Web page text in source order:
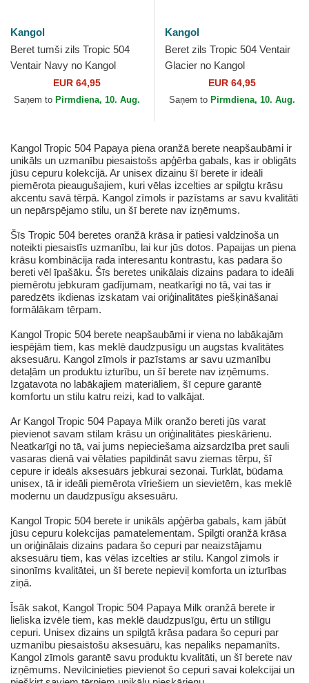
Kangol
Beret tumši zils Tropic 504
Ventair Navy no Kangol
EUR 64,95
Saņem to Pirmdiena, 10. Aug.
Kangol
Beret zils Tropic 504 Ventair
Glacier no Kangol
EUR 64,95
Saņem to Pirmdiena, 10. Aug.
Kangol Tropic 504 Papaya piena oranžā berete neapšaubāmi ir
unikāls un uzmanību piesaistošs apģērba gabals, kas ir obligāts
jūsu cepuru kolekcijā. Ar unisex dizainu šī berete ir ideāli
piemērota pieaugušajiem, kuri vēlas izcelties ar spilgtu krāsu
akcentu savā tērpā. Kangol zīmols ir pazīstams ar savu kvalitāti
un nepārspējamo stilu, un šī berete nav izņēmums.
Šīs Tropic 504 beretes oranžā krāsa ir patiesi valdzinoša un
noteikti piesaistīs uzmanību, lai kur jūs dotos. Papaijas un piena
krāsu kombinācija rada interesantu kontrastu, kas padara šo
bereti vēl īpašāku. Šīs beretes unikālais dizains padara to ideāli
piemērotu jebkuram gadījumam, neatkarīgi no tā, vai tas ir
paredzēts ikdienas izskatam vai oriģinalitātes piešķināšanai
formālākam tērpam.
Kangol Tropic 504 berete neapšaubāmi ir viena no labākajām
iespējām tiem, kas meklē daudzpusīgu un augstas kvalitātes
aksesuāru. Kangol zīmols ir pazīstams ar savu uzmanību
detaļām un produktu izturību, un šī berete nav izņēmums.
Izgatavota no labākajiem materiāliem, šī cepure garantē
komfortu un stilu katru reizi, kad to valkājat.
Ar Kangol Tropic 504 Papaya Milk oranžo bereti jūs varat
pievienot savam stilam krāsu un oriģinalitātes pieskārienu.
Neatkarīgi no tā, vai jums nepieciešama aizsardzība pret sauli
vasaras dienā vai vēlaties papildināt savu ziemas tērpu, šī
cepure ir ideāls aksesuārs jebkurai sezonai. Turklāt, būdama
unisex, tā ir ideāli piemērota vīriešiem un sievietēm, kas meklē
modernu un daudzpusīgu aksesuāru.
Kangol Tropic 504 berete ir unikāls apģērba gabals, kam jābūt
jūsu cepuru kolekcijas pamatelementam. Spilgti oranžā krāsa
un oriģinālais dizains padara šo cepuri par neaizstājamu
aksesuāru tiem, kas vēlas izcelties ar stilu. Kangol zīmols ir
sinonīms kvalitātei, un šī berete nepieviļ komforta un izturības
ziņā.
Īsāk sakot, Kangol Tropic 504 Papaya Milk oranžā berete ir
lieliska izvēle tiem, kas meklē daudzpusīgu, ērtu un stilīgu
cepuri. Unisex dizains un spilgtā krāsa padara šo cepuri par
uzmanību piesaistošu aksesuāru, kas nepaliks nepamanīts.
Kangol zīmols garantē savu produktu kvalitāti, un šī berete nav
izņēmums. Nevilcinieties pievienot šo cepuri savai kolekcijai un